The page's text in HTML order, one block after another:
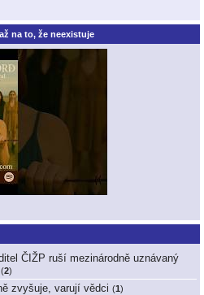
na to, že neexistuje
ČIŽP ruší mezinárodně uznávaný
(2)
zvyšuje, varují vědci (1)